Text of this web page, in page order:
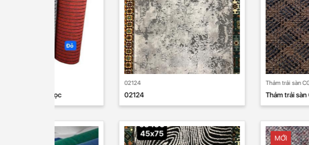
02124 Thảm trải sàn CG-777
MỚI